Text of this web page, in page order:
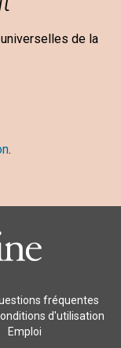
universelles de la
.
fréquentes
d'utilisation
Emploi